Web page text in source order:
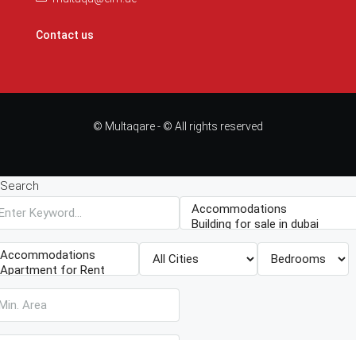
Contact us
© Multaqare - © All rights reserved
Search